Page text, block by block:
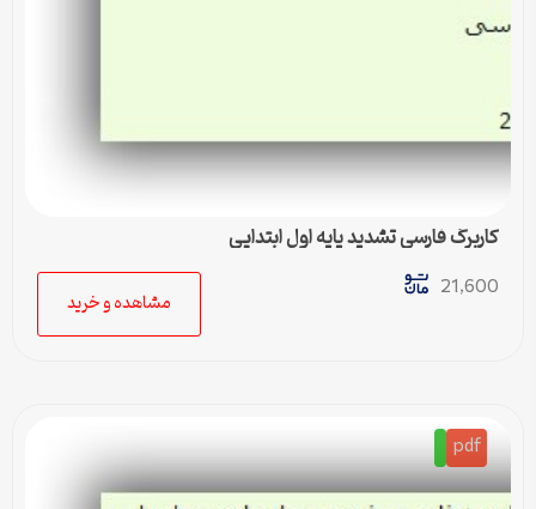
کاربرگ فارسی تشدید پایه اول ابتدایی
21,600
مشاهده و خرید
pdf